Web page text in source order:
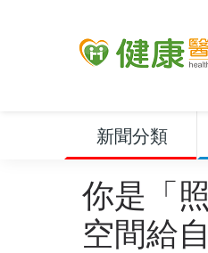
新聞分類
你是「
空間給自